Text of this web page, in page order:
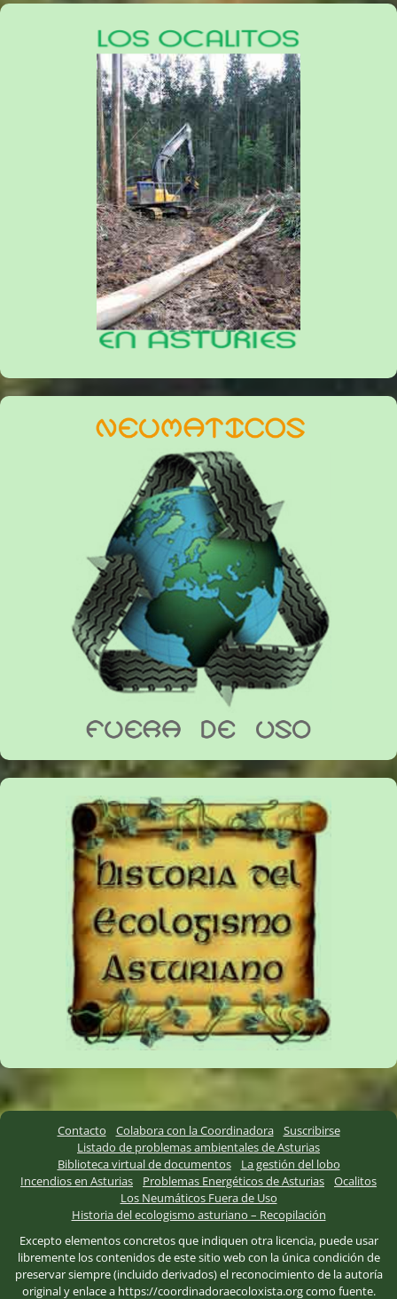
Contacto Colabora con la Coordinadora
Suscribirse
Listado de problemas ambientales de Asturias
Biblioteca virtual de documentos
La gestión del lobo
Incendios en Asturias
Problemas Energéticos de Asturias
Ocalitos
Los Neumáticos Fuera de Uso
Historia del ecologismo asturiano – Recopilación
Excepto elementos concretos que indiquen otra licencia, puede usar
libremente los contenidos de este sitio web con la única condición de
preservar siempre (incluido derivados) el reconocimiento de la autoría
original y enlace a https://coordinadoraecoloxista.org como fuente.